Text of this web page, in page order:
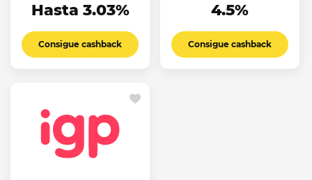
Hasta 3.03%
Consigue cashback
4.5%
Consigue cashback